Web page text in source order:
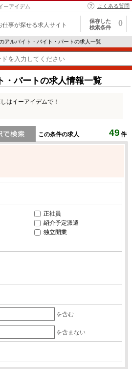
ーアイデム よくある質問
仕事が探せる求人サイト
保存した
検索条件
0
アルバイト・バイト・パートの求人一覧
・パートの求人情報一覧
はイーアイデムで！
この条件の求人 49 件
正社員
紹介予定派遣
独立開業
を含む
を含まない